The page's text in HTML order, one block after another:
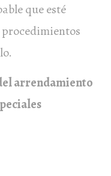
que esté
arrendamiento